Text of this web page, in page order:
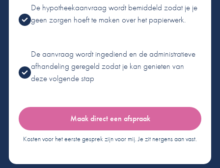
De hypotheekaanvraag wordt bemiddeld zodat je je
geen zorgen hoeft te maken over het papierwerk.
De aanvraag wordt ingediend en de administratieve
afhandeling geregeld zodat je kan genieten van
deze volgende stap
Maak direct een afspraak
Kosten voor het eerste gesprek zijn voor mij. Je zit nergens aan vast.